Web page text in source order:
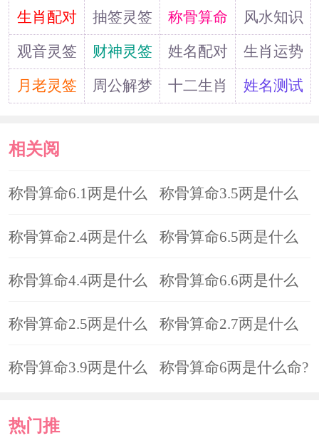
道生肖配对 抽签灵签 称骨算命
风水知识
观音灵签
财神灵签 姓名配对
生肖运势
月老灵签
周公解梦 十二生肖 姓名测试
相关阅
读
称骨算命6.1两是什么
命?
称骨算命3.5两是什么
命?
称骨算命2.4两是什么
命?
称骨算命6.5两是什么
命?
称骨算命4.4两是什么
命?
称骨算命6.6两是什么
命?
称骨算命2.5两是什么
命?
称骨算命2.7两是什么
命?
称骨算命3.9两是什么 称骨算命6两是什么命?
热门推